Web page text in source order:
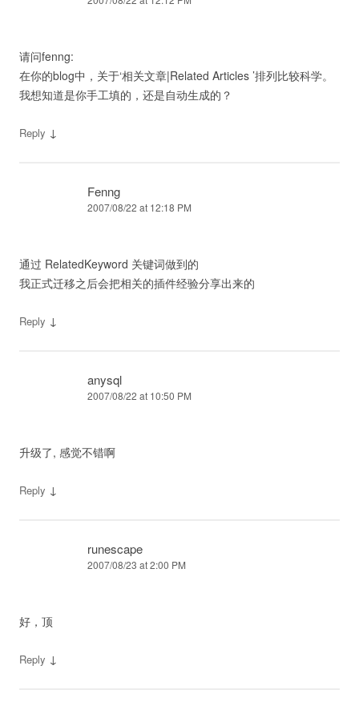
请问fenng:
在你的blog中，关于‘相关文章|Related Articles ’排列比较科学。
我想知道是你手工填的，还是自动生成的？
Reply ↓
Fenng
2007/08/22 at 12:18 PM
通过 RelatedKeyword 关键词做到的
我正式迁移之后会把相关的插件经验分享出来的
Reply ↓
anysql
2007/08/22 at 10:50 PM
升级了, 感觉不错啊
Reply ↓
runescape
2007/08/23 at 2:00 PM
好，顶
Reply ↓